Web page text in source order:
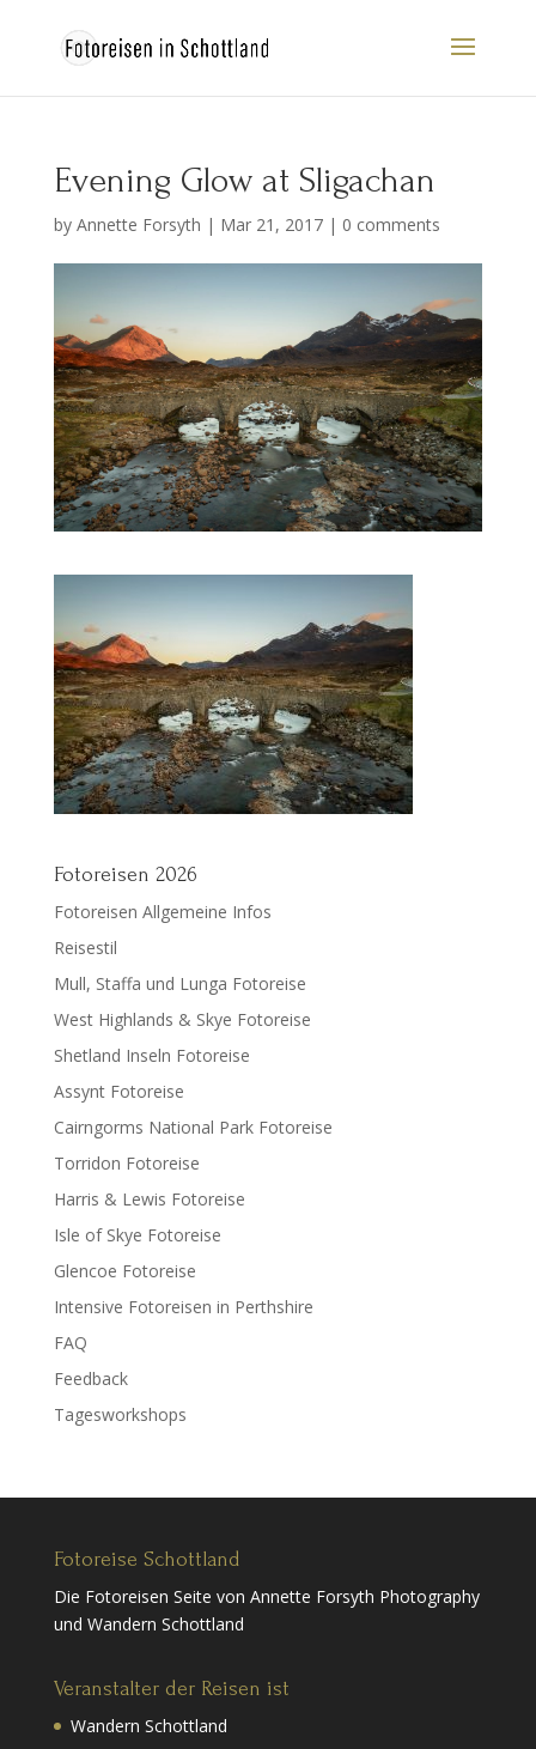
Evening Glow at Sligachan
by Annette Forsyth | Mar 21, 2017| 0 comments
Fotoreisen 2026
Fotoreisen Allgemeine Infos
Reisestil
Mull, Staffa und Lunga Fotoreise
West Highlands & Skye Fotoreise
Shetland Inseln Fotoreise
Assynt Fotoreise
Cairngorms National Park Fotoreise
Torridon Fotoreise
Harris & Lewis Fotoreise
Isle of Skye Fotoreise
Glencoe Fotoreise
Intensive Fotoreisen in Perthshire
FAQ
Feedback
Tagesworkshops
Fotoreise Schottland
Die Fotoreisen Seite von Annette Forsyth Photography
und Wandern Schottland
Veranstalter der Reisen ist
Wandern Schottland